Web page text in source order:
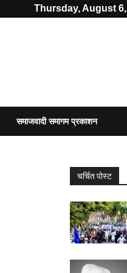
Thursday, August
समाजवादी समागम प्रकाशन
चर्चित पोस्ट